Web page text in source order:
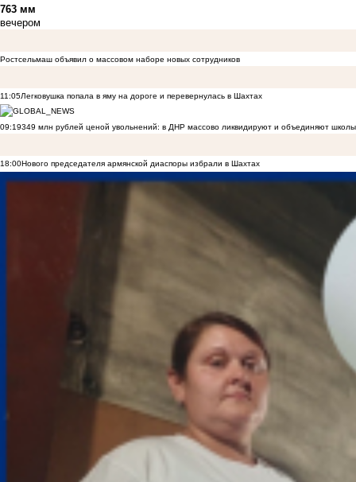
763 мм
вечером
Ростсельмаш объявил о массовом наборе новых сотрудников
11:05Легковушка попала в яму на дороге и перевернулась в Шахтах
09:19349 млн рублей ценой увольнений: в ДНР массово ликвидируют и объединяют
18:00Нового председателя армянской диаспоры избрали в Шахтах